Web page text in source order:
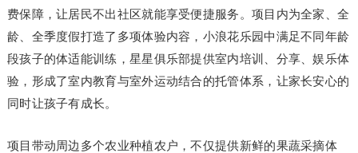
费保障，让居民不出社区就能享受便捷服务。项目内为全家、全
龄、全季度假打造了多项体验内容，小浪花乐园中满足不同年龄
段孩子的体适能训练，星星俱乐部提供室内培训、分享、娱乐体
验，形成了室内教育与室外运动结合的托管体系，让家长安心的
同时让孩子有成长。
项目带动周边多个农业种植农户，不仅提供新鲜的果蔬采摘体